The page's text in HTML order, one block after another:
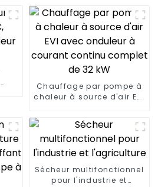
Chauffage par pompe à
chaleur à source d'air EVI
continu complet de 32
kW
Sécheur multifonctionnel
pour l'industrie et